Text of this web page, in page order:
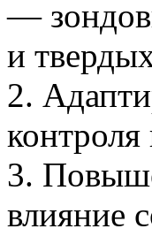
—
и
2.
3.
влияние